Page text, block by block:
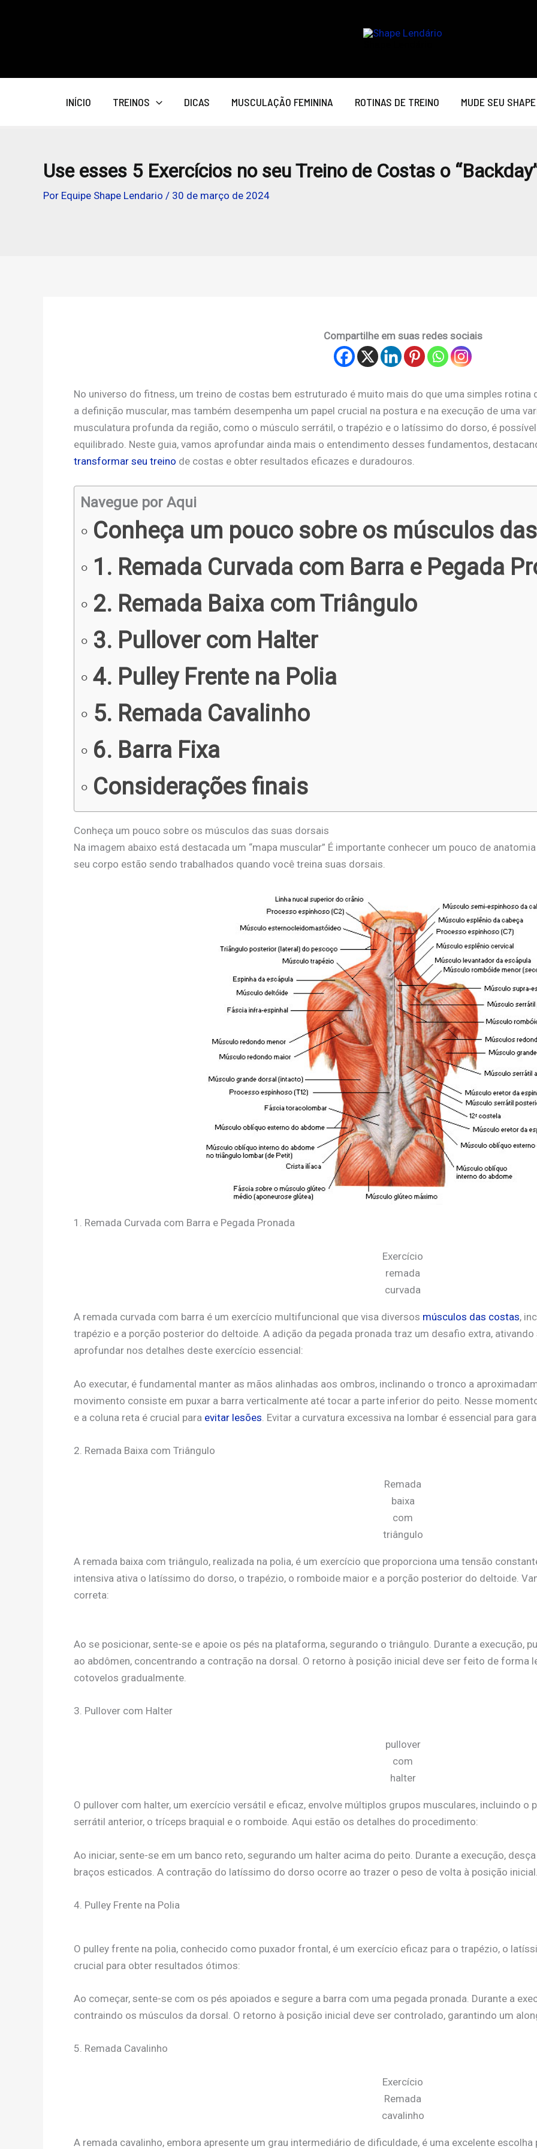
INÍCIO TREINOS DICAS MUSCULAÇÃO FEMININA ROTINAS DE TREINO MUDE SEU SHAPE
Use esses 5 Exercícios no seu Treino de Costas o
Por Equipe Shape Lendario / 30 de março de 2024
Compartilhe em suas redes sociais
No universo do fitness, um treino de costas bem estruturado é muito mais do que uma simples rotina
a definição muscular, mas também desempenha um papel crucial na postura e na execução de uma
musculatura profunda da região, como o músculo serrátil, o trapézio e o latíssimo do dorso, é
equilibrado. Neste guia, vamos aprofundar ainda mais o entendimento desses fundamentos,
transformar seu treino de costas e obter resultados eficazes e duradouros.
Navegue por Aqui
Conheça um pouco sobre os músculos
1. Remada Curvada com Barra e Pegada
2. Remada Baixa com Triângulo
3. Pullover com Halter
4. Pulley Frente na Polia
5. Remada Cavalinho
6. Barra Fixa
Considerações finais
Conheça um pouco sobre os músculos das suas dorsais
Na imagem abaixo está destacada um “mapa muscular” É importante conhecer um pouco de
seu corpo estão sendo trabalhados quando você treina suas dorsais.
1. Remada Curvada com Barra e Pegada Pronada
Exercício
remada
curvada
A remada curvada com barra é um exercício multifuncional que visa diversos músculos das costas,
trapézio e a porção posterior do deltoide. A adição da pegada pronada traz um desafio extra,
aprofundar nos detalhes deste exercício essencial:
Ao executar, é fundamental manter as mãos alinhadas aos ombros, inclinando o tronco a
movimento consiste em puxar a barra verticalmente até tocar a parte inferior do peito. Nesse
e a coluna reta é crucial para evitar lesões . Evitar a curvatura excessiva na lombar é essencial para
2. Remada Baixa com Triângulo
Remada
baixa
com
triângulo
A remada baixa com triângulo, realizada na polia, é um exercício que proporciona uma tensão
intensiva ativa o latíssimo do dorso, o trapézio, o romboide maior e a porção posterior do deltoide.
correta:
Ao se posicionar, sente-se e apoie os pés na plataforma, segurando o triângulo. Durante a execução,
ao abdômen, concentrando a contração na dorsal. O retorno à posição inicial deve ser feito de forma
cotovelos gradualmente.
3. Pullover com Halter
pullover
com
halter
O pullover com halter, um exercício versátil e eficaz, envolve múltiplos grupos musculares, incluindo o
serrátil anterior, o tríceps braquial e o romboide. Aqui estão os detalhes do procedimento:
Ao iniciar, sente-se em um banco reto, segurando um halter acima do peito. Durante a execução,
braços esticados. A contração do latíssimo do dorso ocorre ao trazer o peso de volta à posição inicial.
4. Pulley Frente na Polia
O pulley frente na polia, conhecido como puxador frontal, é um exercício eficaz para o trapézio, o
crucial para obter resultados ótimos:
Ao começar, sente-se com os pés apoiados e segure a barra com uma pegada pronada. Durante a
contraindo os músculos da dorsal. O retorno à posição inicial deve ser controlado, garantindo um
5. Remada Cavalinho
Exercício
Remada
cavalinho
A remada cavalinho, embora apresente um grau intermediário de dificuldade, é uma excelente